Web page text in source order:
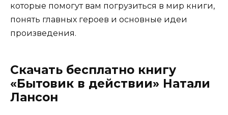
которые помогут вам погрузиться в мир книги,
понять главных героев и основные идеи
произведения.
Скачать бесплатно книгу
«Бытовик в действии» Натали
Лансон